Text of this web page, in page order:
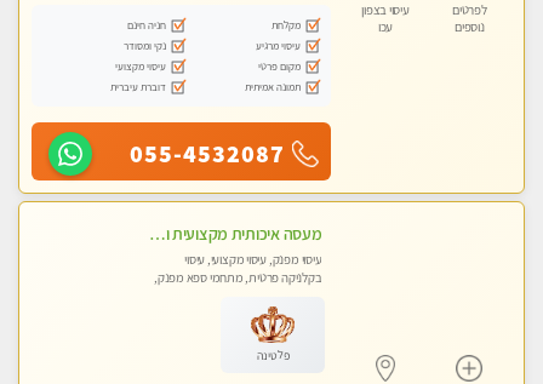
לפרטים
נוספים
עיסוי בצפון
עכו
מקלחת
חניה חינם
עיסוי מרגיע
נקי ומסודר
מקום פרטי
עיסוי מקצועי
תמונה אמיתית
דוברת עיברית
055-4532087
מעסה איכותית מקצועית ומפנקת
עיסוי מפנק, עיסוי מקצועי, עיסוי
בקלניקה פרטית, מתחמי ספא מפנק,
פלטינה